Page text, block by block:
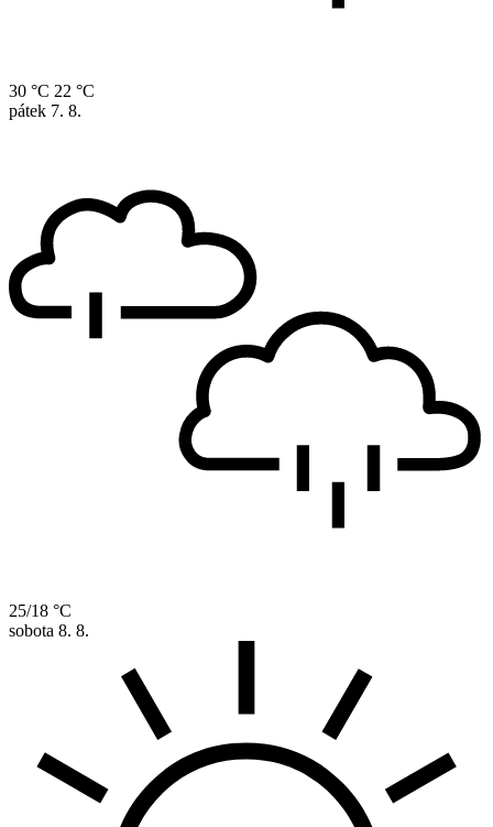
30 °C 22 °C
pátek 7. 8.
25/18 °C
sobota 8. 8.